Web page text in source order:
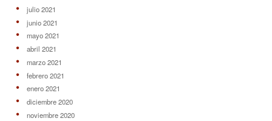
julio 2021
junio 2021
mayo 2021
abril 2021
marzo 2021
febrero 2021
enero 2021
diciembre 2020
noviembre 2020